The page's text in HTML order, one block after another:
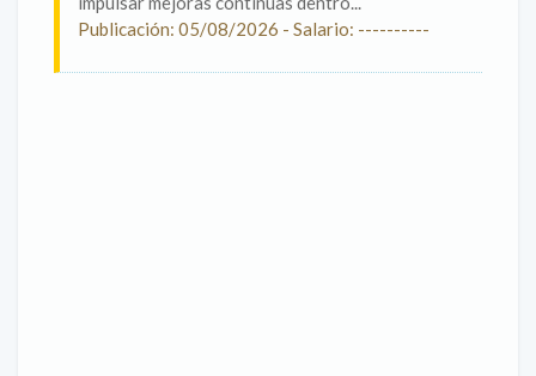
Publicación: 05/08/2026 - Salario: ----------